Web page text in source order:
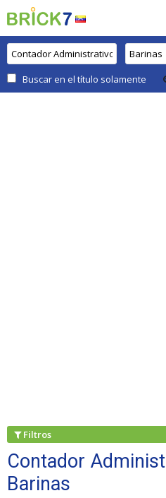
Buscar en el título solamente
Filtros
Contador
Barinas